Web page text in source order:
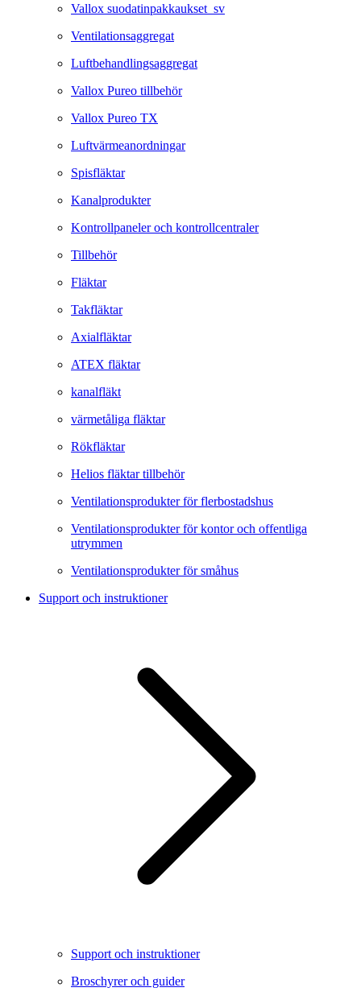
Vallox suodatinpakkaukset_sv
Ventilationsaggregat
Luftbehandlingsaggregat
Vallox Pureo tillbehör
Vallox Pureo TX
Luftvärmeanordningar
Spisfläktar
Kanalprodukter
Kontrollpaneler och kontrollcentraler
Tillbehör
Fläktar
Takfläktar
Axialfläktar
ATEX fläktar
kanalfläkt
värmetåliga fläktar
Rökfläktar
Helios fläktar tillbehör
Ventilationsprodukter för flerbostadshus
Ventilationsprodukter för kontor och offentliga
utrymmen
Ventilationsprodukter för småhus
Support och instruktioner
Support och instruktioner
Broschyrer och guider